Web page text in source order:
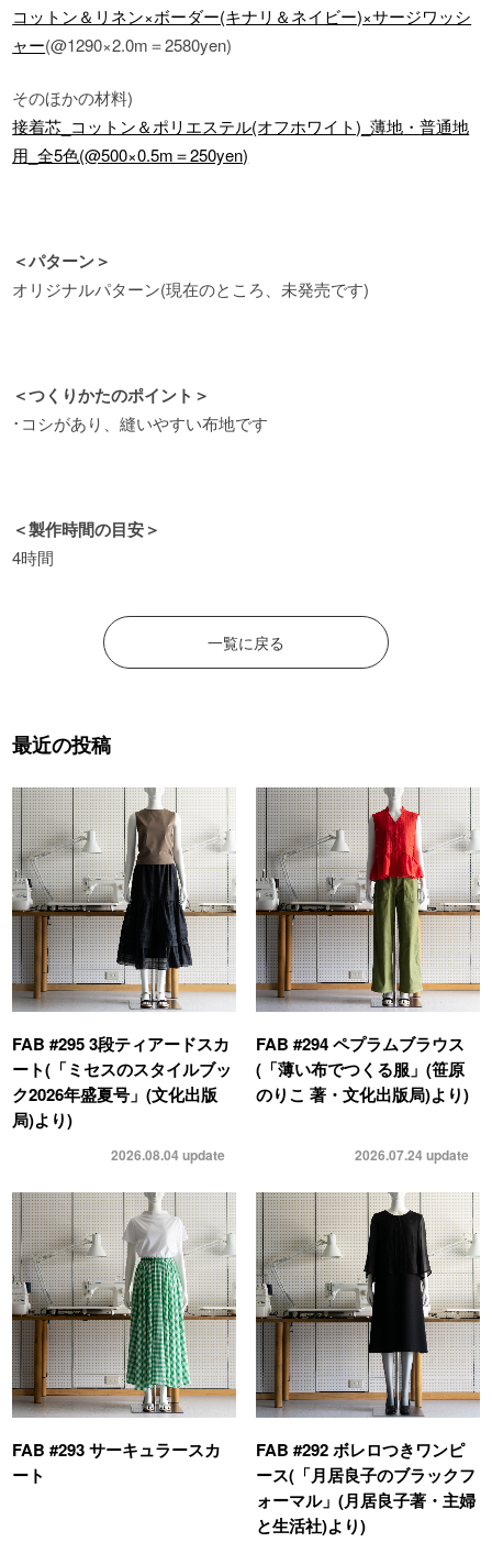
コットン＆リネン×ボーダー(キナリ＆ネイビー)×サージワッシ
ャー(@1290×2.0m＝2580yen)
そのほかの材料)
接着芯_コットン＆ポリエステル(オフホワイト)_薄地 ・普通地
用_全5色(@500×0.5m＝250yen)
＜パターン＞
オリジナルパターン(現在のところ 未発売です)
＜つくりかたのポイント＞
･コシがあり、縫いやすい布地です
＜製作時間の目安＞
4時間
一覧に戻る
最近の投稿
FAB #295 3段ティアードスカ
ート(「ミセスのスタイルブッ
ク2026年盛夏号」(文化出版
局)より)
2026.08.04update
FAB #294 ペプラムブラウス
(「薄い布でつくる服」(笹原
のりこ 著・文化出版局)より)
2026.07.24update
FAB #293 サーキュラースカ
ート
FAB #292 ボレロつきワンピ
ース(「月居良子のブラックフ
ォーマル」(月居良子著・主婦
と生活社)より)